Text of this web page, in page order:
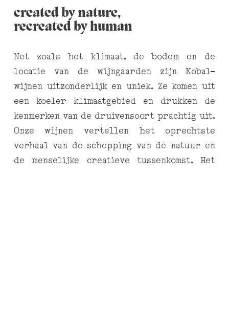
created by nature,
recreated by human
Net zoals het klimaat, de bodem en de
locatie van de wijngaarden zijn Kobal-
wijnen uitzonderlijk en uniek. Ze komen uit
een koeler klimaatgebied en drukken de
kenmerken van de druivensoort prachtig uit.
Onze wijnen vertellen het oprechtste
verhaal van de schepping van de natuur en
de menselijke creatieve tussenkomst. Het